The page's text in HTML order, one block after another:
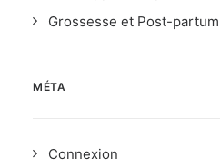
Grossesse et Post-partum
MÉTA
Connexion